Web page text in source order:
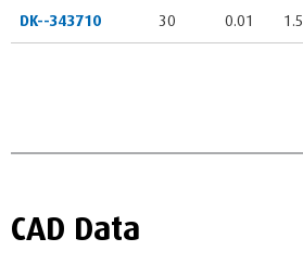
DK--343710
30 0.01 1.5
CAD Data